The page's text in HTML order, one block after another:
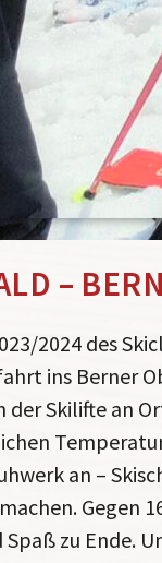
–
2024 des
ins Berner
Skilifte an
an –
Gegen
zu Ende.